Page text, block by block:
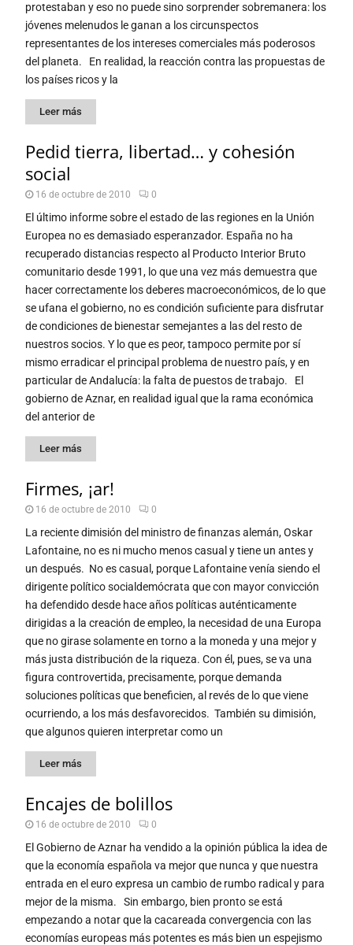
protestaban y eso no puede sino sorprender sobremanera: los
jóvenes melenudos le ganan a los circunspectos
representantes de los intereses comerciales más poderosos
del planeta. En realidad, la reacción contra las propuestas de
los países ricos y la
Leer más
Pedid tierra, libertad… y cohesión
social
16 de octubre de 2010 0
El último informe sobre el estado de las regiones en la Unión
Europea no es demasiado esperanzador. España no ha
recuperado distancias respecto al Producto Interior Bruto
comunitario desde 1991, lo que una vez más demuestra que
hacer correctamente los deberes macroeconómicos, de lo que
se ufana el gobierno, no es condición suficiente para disfrutar
de condiciones de bienestar semejantes a las del resto de
nuestros socios. Y lo que es peor, tampoco permite por sí
mismo erradicar el principal problema de nuestro país, y en
particular de Andalucía: la falta de puestos de trabajo. El
gobierno de Aznar, en realidad igual que la rama económica
del anterior de
Leer más
Firmes, ¡ar!
16 de octubre de 2010 0
La reciente dimisión del ministro de finanzas alemán, Oskar
Lafontaine, no es ni mucho menos casual y tiene un antes y
un después. No es casual, porque Lafontaine venía siendo el
dirigente político socialdemócrata que con mayor convicción
ha defendido desde hace años políticas auténticamente
dirigidas a la creación de empleo, la necesidad de una Europa
que no girase solamente en torno a la moneda y una mejor y
más justa distribución de la riqueza. Con él, pues, se va una
figura controvertida, precisamente, porque demanda
soluciones políticas que beneficien, al revés de lo que viene
ocurriendo, a los más desfavorecidos. También su dimisión,
que algunos quieren interpretar como un
Leer más
Encajes de bolillos
16 de octubre de 2010 0
El Gobierno de Aznar ha vendido a la opinión pública la idea de
que la economía española va mejor que nunca y que nuestra
entrada en el euro expresa un cambio de rumbo radical y para
mejor de la misma. Sin embargo, bien pronto se está
empezando a notar que la cacareada convergencia con las
economías europeas más potentes es más bien un espejismo